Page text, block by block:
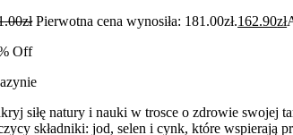
zł Pierwotna cena wynosiła: 181.00zł.162.90zł
Off
siłę natury i nauki w trosce o zdrowie
składniki: jod, selen i cynk, które wspierają